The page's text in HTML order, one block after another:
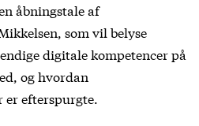
åbningstale af
som vil belyse
digitale kompetencer på
og hvordan
efterspurgte.